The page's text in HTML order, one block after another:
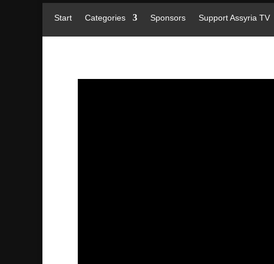
Start Categories Sponsors Support Assyria TV